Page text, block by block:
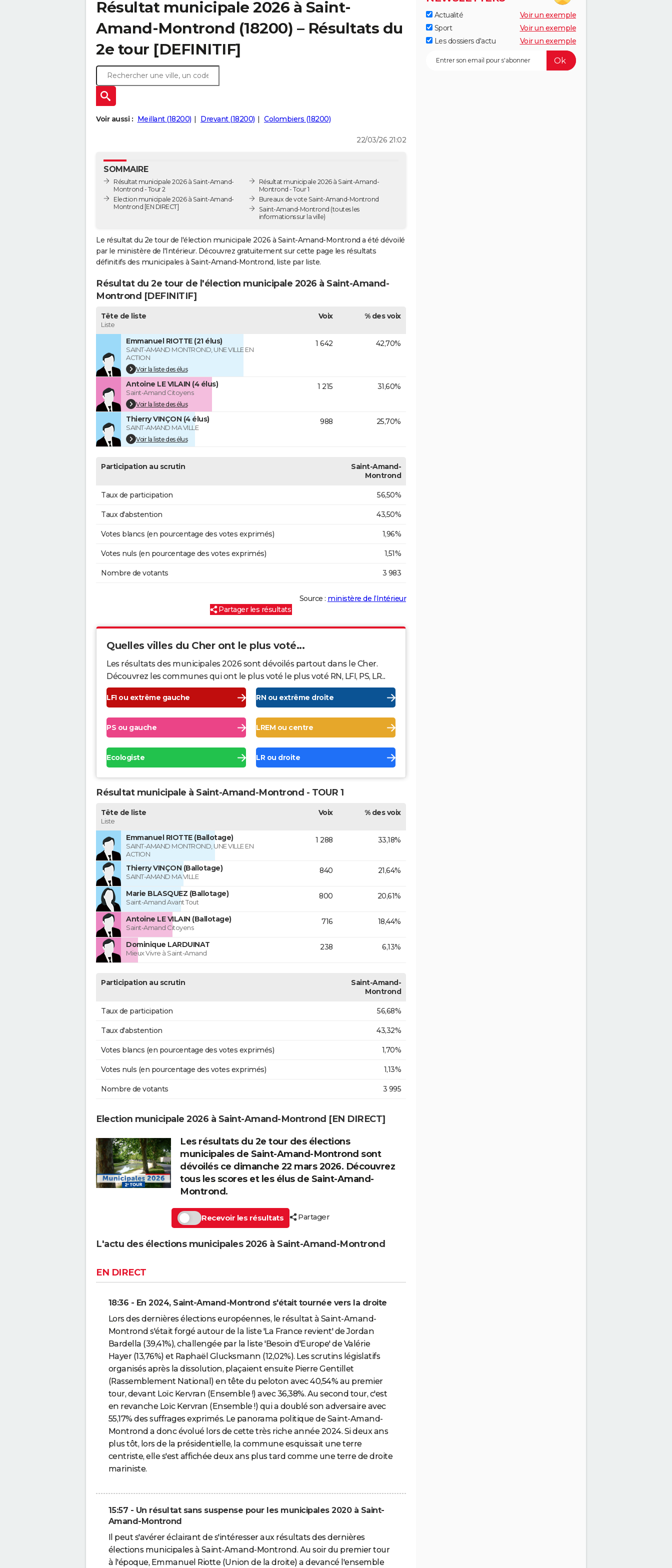
Résultat municipale 2026 à Saint-
Amand-Montrond (18200) – Résultats du
2e tour [DEFINITIF]
Voir aussi : Meillant (18200) Drevant (18200) Colombiers (18200)
22/03/26 21:02
SOMMAIRE
Résultat municipale 2026 à Saint-Amand-
Montrond - Tour 2
Election municipale 2026 à Saint-Amand-
Montrond [EN DIRECT]
Résultat municipale 2026 à Saint-Amand-
Montrond - Tour 1
Bureaux de vote Saint-Amand-Montrond
Saint-Amand-Montrond (toutes les
informations sur la ville)
Le résultat du 2e tour de l'élection municipale 2026 à Saint-Amand-Montrond a été dévoilé
par le ministère de l'Intérieur. Découvrez gratuitement sur cette page les résultats
définitifs des municipales à Saint-Amand-Montrond, liste par liste.
Résultat du 2e tour de l'élection municipale 2026 à Saint-Amand-
Montrond [DEFINITIF]
Tête de liste
Liste
Voix % des voix
Emmanuel RIOTTE (21 élus)
SAINT-AMAND MONTROND, UNE VILLE EN
ACTION
Voir la liste des élus
1 642 42,70%
Antoine LE VILAIN (4 élus)
Saint-Amand Citoyens
Voir la liste des élus
1 215 31,60%
Thierry VINÇON (4 élus)
SAINT-AMAND MA VILLE
Voir la liste des élus
988 25,70%
Participation au scrutin
Saint-Amand-
Montrond
Taux de participation 56,50%
Taux d'abstention 43,50%
Votes blancs (en pourcentage des votes exprimés) 1,96%
Votes nuls (en pourcentage des votes exprimés) 1,51%
Nombre de votants 3 983
Source : ministère de l’Intérieur
Partager les résultats
Quelles villes du Cher ont le plus voté...
Les résultats des municipales 2026 sont dévoilés partout dans le Cher.
Découvrez les communes qui ont le plus voté le plus voté RN, LFI, PS, LR...
LFI ou extrême gauche RN ou extrême droite
PS ou gauche LREM ou centre
Ecologiste LR ou droite
Résultat municipale à Saint-Amand-Montrond - TOUR 1
Tête de liste
Liste
Voix % des voix
Emmanuel RIOTTE (Ballotage)
SAINT-AMAND MONTROND, UNE VILLE EN
ACTION
1 288 33,18%
Thierry VINÇON (Ballotage)
SAINT-AMAND MA VILLE
840 21,64%
Marie BLASQUEZ (Ballotage)
Saint-Amand Avant Tout
800 20,61%
Antoine LE VILAIN (Ballotage)
Saint-Amand Citoyens
716 18,44%
Dominique LARDUINAT
Mieux Vivre à Saint-Amand
238 6,13%
Participation au scrutin
Saint-Amand-
Montrond
Taux de participation 56,68%
Taux d'abstention 43,32%
Votes blancs (en pourcentage des votes exprimés) 1,70%
Votes nuls (en pourcentage des votes exprimés) 1,13%
Nombre de votants 3 995
Election municipale 2026 à Saint-Amand-Montrond [EN DIRECT]
Les résultats du 2e tour des élections
municipales de Saint-Amand-Montrond sont
dévoilés ce dimanche 22 mars 2026. Découvrez
tous les scores et les élus de Saint-Amand-
Montrond.
Recevoir les résultats Partager
L'actu des élections municipales 2026 à Saint-Amand-Montrond
EN DIRECT
18:36 - En 2024, Saint-Amand-Montrond s'était tournée vers la droite
Lors des dernières élections européennes, le résultat à Saint-Amand-
Montrond s'était forgé autour de la liste 'La France revient' de Jordan
Bardella (39,41%), challengée par la liste 'Besoin d'Europe' de Valérie
Hayer (13,76%) et Raphaël Glucksmann (12,02%). Les scrutins législatifs
organisés après la dissolution, plaçaient ensuite Pierre Gentillet
(Rassemblement National) en tête du peloton avec 40,54% au premier
tour, devant Loïc Kervran (Ensemble !) avec 36,38%. Au second tour, c'est
en revanche Loïc Kervran (Ensemble !) qui a doublé son adversaire avec
55,17% des suffrages exprimés. Le panorama politique de Saint-Amand-
Montrond a donc évolué lors de cette très riche année 2024. Si deux ans
plus tôt, lors de la présidentielle, la commune esquissait une terre
centriste, elle s'est affichée deux ans plus tard comme une terre de droite
mariniste.
15:57 - Un résultat sans suspense pour les municipales 2020 à Saint-
Amand-Montrond
Il peut s'avérer éclairant de s'intéresser aux résultats des dernières
élections municipales à Saint-Amand-Montrond. Au soir du premier tour
à l'époque, Emmanuel Riotte (Union de la droite) a devancé l'ensemble
Actualité
Voir un exemple
Sport
Voir un exemple
Les dossiers d'actu
Voir un exemple